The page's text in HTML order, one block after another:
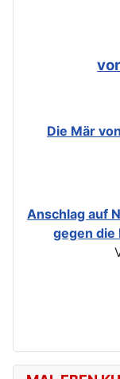
Die Mär
Anschlag auf
gegen die